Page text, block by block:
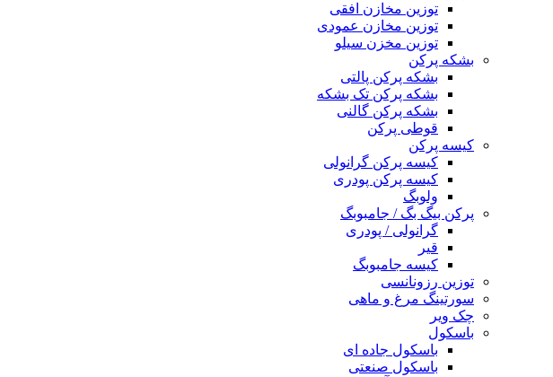
توزین مخازن افقی
توزین مخازن عمودی
توزین مخزن سیلو
بشکه پرکن
بشکه پرکن پالتی
بشکه پرکن تک بشکه
بشکه پرکن گالنی
قوطی پرکن
کیسه پرکن
کیسه پرکن گرانولی
کیسه پرکن پودری
ولوبگ
پرکن بیگ بگ / جامبوبگ
گرانولی / پودری
قیر
کیسه جامبوبگ
توزین رزونانسی
سورتینگ مرغ و ماهی
چک ویر
باسکول
باسکول جاده ای
باسکول صنعتی